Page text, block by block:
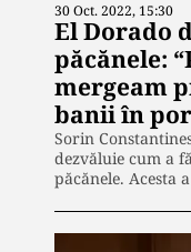
30 Oct. 2022, 15:30
El Dorado
păcănele:
mergeam
banii în
Sorin
dezvăluie cum a
păcănele. Acesta